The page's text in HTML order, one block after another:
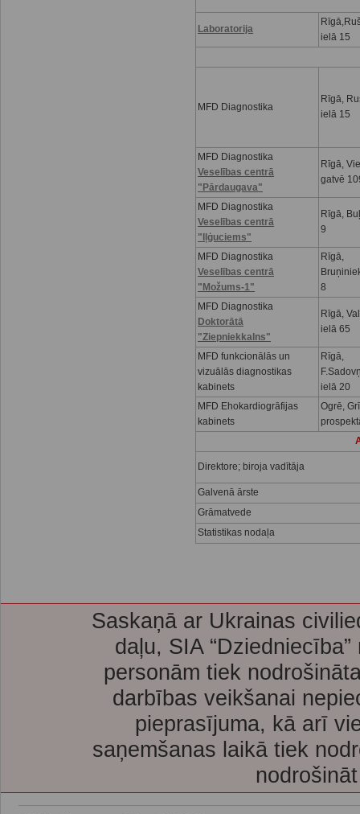
Laboratorija
ielā 15
MFD Diagnostika
Rīgā,
ielā 15
MFD Diagnostika
Veselības centrā
"Pārdaugava"
Rīgā,
gatvē
MFD Diagnostika
Veselības centrā
"Iļģuciems"
Rīgā,
9
MFD Diagnostika
Veselības centrā
"Možums-1"
Rīgā,
8
MFD Diagnostika
Doktorātā
"Ziepniekkalns"
Rīgā,
ielā 65
MFD funkcionālās un
vizuālās diagnostikas
kabinets
Rīgā,
ielā 20
MFD Ehokardiogrāfijas
kabinets
Ogrē,
Direktore; biroja vadītāja
Galvenā ārste
Grāmatvede
Statistikas nodaļa
Saskaņā ar Ukrainas
daļu, SIA
personām tiek
darbības veikšanai
pieprasījuma, kā arī
saņemšanas laikā tiek